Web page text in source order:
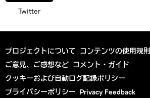
Twitter
プロジェクトについて コンテンツの使用規則
ご意見、ご感想など コメント・ガイド
クッキーおよび自動ログ記録ポリシー
プライバシーポリシー Privacy Feedback